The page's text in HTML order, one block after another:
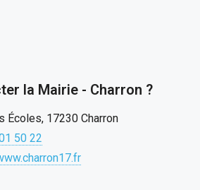
la Mairie - Charron ?
Écoles, 17230 Charron
50 22